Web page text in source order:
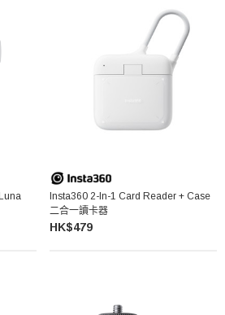
Insta360 2-In-1 Card Reader + Case
二合一讀卡器
HK$479